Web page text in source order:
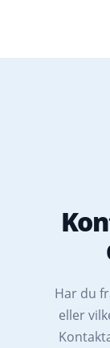
Har du
eller